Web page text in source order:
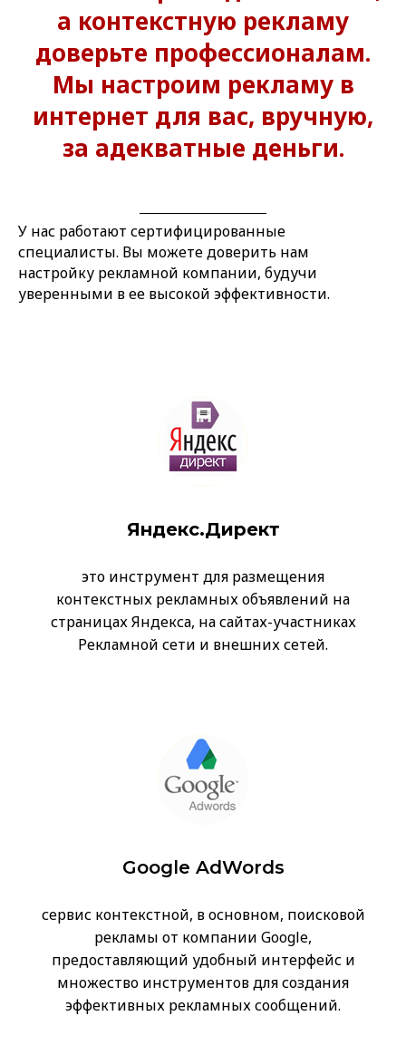
а контекстную рекламу
доверьте профессионалам.
Мы настроим рекламу в
интернет для вас, вручную,
за адекватные деньги.
У нас работают сертифицированные
специалисты. Вы можете доверить нам
настройку рекламной компании, будучи
уверенными в ее высокой эффективности.
Яндекс.Директ
это инструмент для размещения
контекстных рекламных объявлений на
страницах Яндекса, на сайтах-участниках
Рекламной сети и внешних сетей.
Google AdWords
сервис контекстной, в основном, поисковой
рекламы от компании Google,
предоставляющий удобный интерфейс и
множество инструментов для создания
эффективных рекламных сообщений.